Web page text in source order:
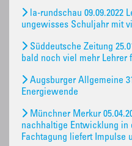
la-rundschau 09.09.2022
ungewisses Schuljahr mit
Süddeutsche Zeitung
bald noch viel mehr Lehrer
Augsburger Allgemeine
Energiewende
Münchner Merkur
nachhaltige Entwicklung in
Fachtagung liefert Impulse